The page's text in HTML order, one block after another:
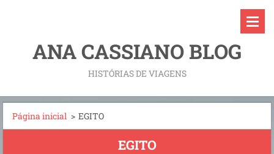
ANA CASSIANO BLOG
HISTÓRIAS DE VIAGENS
Página inicial > EGITO
EGITO